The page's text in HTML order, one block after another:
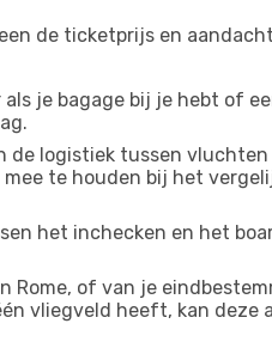
de ticketprijs en
je bagage bij je hebt of
de logistiek tussen
te houden bij het
het inchecken en het
Rome, of van je
vliegveld heeft, kan deze